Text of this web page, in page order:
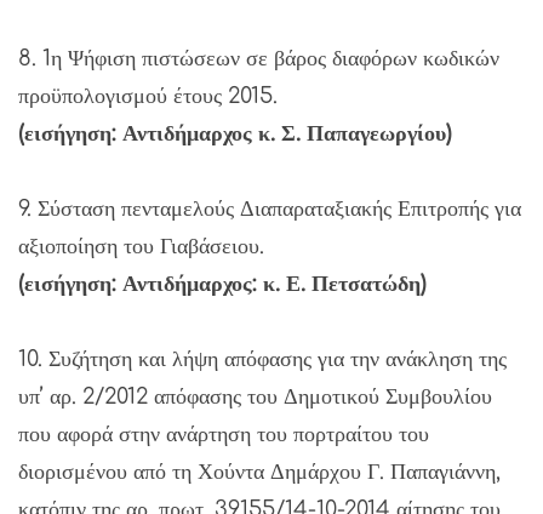
8. 1η Ψήφιση πιστώσεων σε βάρος διαφόρων κωδικών
προϋπολογισμού έτους 2015.
(εισήγηση: Αντιδήμαρχος κ. Σ. Παπαγεωργίου)
9. Σύσταση πενταμελούς Διαπαραταξιακής Επιτροπής για
αξιοποίηση του Γιαβάσειου.
(εισήγηση: Αντιδήμαρχος: κ. Ε. Πετσατώδη)
10. Συζήτηση και λήψη απόφασης για την ανάκληση της
υπ’ αρ. 2/2012 απόφασης του Δημοτικού Συμβουλίου
που αφορά στην ανάρτηση του πορτραίτου του
διορισμένου από τη Χούντα Δημάρχου Γ. Παπαγιάννη,
κατόπιν της αρ. πρωτ. 39155/14-10-2014 αίτησης του